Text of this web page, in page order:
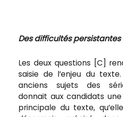
Des difficultés persistantes
Les deux questions [C]
saisie de l’enjeu du
anciens sujets des
donnait aux candidats une
principale du texte,